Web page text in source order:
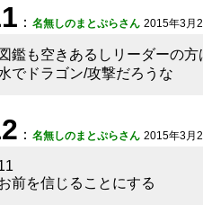
： 名無しのまとぷらさん 2015年3月
鑑も空きあるしリーダーの
でドラゴン/攻撃だろうな
： 名無しのまとぷらさん 2015年3月
前を信じることにする